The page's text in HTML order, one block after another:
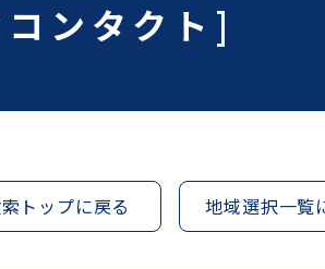
ンタクト]
トップに戻る 地域選択一覧